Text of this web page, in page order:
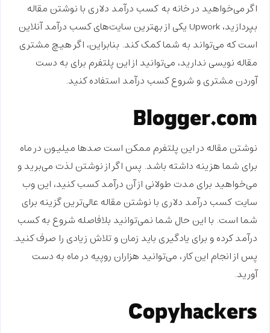
اگر می‌خواهید در خانه به کسب درآمد دلاری با نوشتن مقاله
بپردازید،
Upwork یکی از بهترین سایت‌های کسب درآمد آنلاین
است که می‌تواند به شما کمک کند. بنابراین، اگر هیچ مشتری
مقاله نویسی ندارید، می‌توانید از این پلتفرم برای به دست
آوردن مشتری و شروع کسب درآمد استفاده کنید.
Blogger.com
نوشتن مقاله در این پلتفرم ممکن است صدها میلیون در ماه
برای شما هزینه داشته باشد. پس اگر از نوشتن لذت می‌برید و
می‌خواهید برای مدت طولانی از آن درآمد کسب کنید، این وب
سایت کسب درآمد دلاری با نوشتن مقالهعالی‌ترین گزینه برای
شما است. با این حال شما نمی‌توانید بلافاصله شروع به کسب
درآمد کرده و برای یادگیری باید زمان و تلاش زیادی را صرف کنید.
پس از انجام این کار، می‌توانید هزاران روپیه در ماه به دست
آورید.
Copyhackers